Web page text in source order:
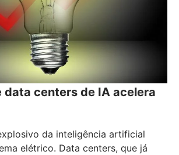
data centers de IA acelera
da inteligência artificial
elétrico. Data centers, que já